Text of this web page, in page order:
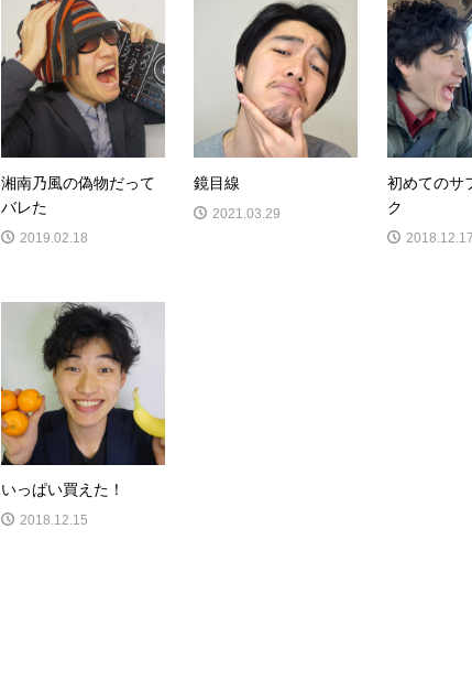
湘南乃風の偽物だって
バレた
2019.02.18
鏡目線
2021.03.29
初めてのサ
ク
2018.12.17
いっぱい買えた！
2018.12.15